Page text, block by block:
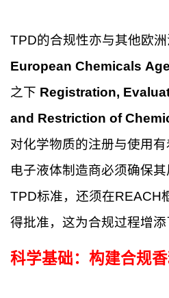
TPD的合规性亦与其他欧
European Chemicals
之下 Registration,
and Restriction of
对化学物质的注册与使用有
电子液体制造商必须确保
TPD标准，还须在REACH
得批准，这为合规过程增添
科学基础：构建合规